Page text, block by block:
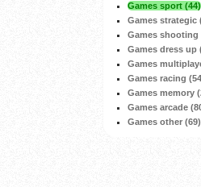
Games sport (44)
Games strategic
Games shooting
Games dress up
Games
Games racing
Games memory
Games arcade
Games other (69)